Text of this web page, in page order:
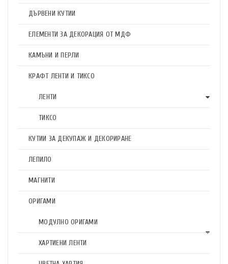
ДЪРВЕНИ КУТИИ
ЕЛЕМЕНТИ ЗА ДЕКОРАЦИЯ ОТ МДФ
КАМЪНИ И ПЕРЛИ
КРАФТ ЛЕНТИ И ТИКСО
ЛЕНТИ
ТИКСО
КУТИИ ЗА ДЕКУПАЖ И ДЕКОРИРАНЕ
ЛЕПИЛО
МАГНИТИ
ОРИГАМИ
МОДУЛНО ОРИГАМИ
ХАРТИЕНИ ЛЕНТИ